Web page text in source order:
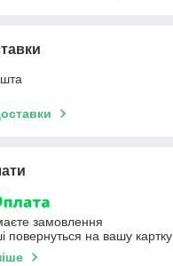
замовлення
повернуться на вашу картку